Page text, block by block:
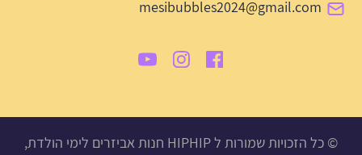
mesibubbles2024@gmail.com
© כל הזכויות שמורות ל HIPHIP חנות אביזרים לימי הולדת,